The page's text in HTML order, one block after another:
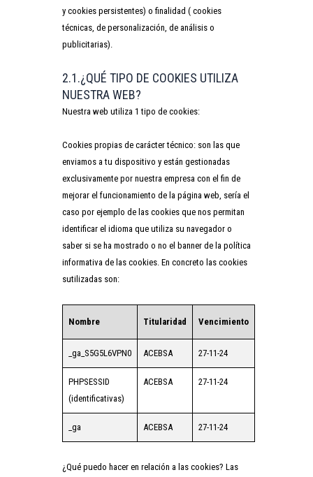
y cookies persistentes) o finalidad ( cookies
técnicas, de personalización, de análisis o
publicitarias).
2.1.¿QUÉ TIPO DE COOKIES UTILIZA
NUESTRA WEB?
Nuestra web utiliza 1 tipo de cookies:
Cookies propias de carácter técnico: son las que
enviamos a tu dispositivo y están gestionadas
exclusivamente por nuestra empresa con el fin de
mejorar el funcionamiento de la página web, sería el
caso por ejemplo de las cookies que nos permitan
identificar el idioma que utiliza su navegador o
saber si se ha mostrado o no el banner de la política
informativa de las cookies. En concreto las cookies
sutilizadas son:
Nombre Titularidad Vencimiento
_ga_S5G5L6VPN0 ACEBSA 27-11-24
PHPSESSID
(identificativas)
ACEBSA 27-11-24
_ga ACEBSA 27-11-24
¿Qué puedo hacer en relación a las cookies? Las